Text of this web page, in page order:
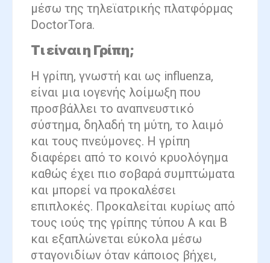
μέσω της τηλεϊατρικής πλατφόρμας
DoctorTora.
Τι είναι η Γρίπη;
Η γρίπη, γνωστή και ως influenza,
είναι μια ιογενής λοίμωξη που
προσβάλλει το αναπνευστικό
σύστημα, δηλαδή τη μύτη, το λαιμό
και τους πνεύμονες. Η γρίπη
διαφέρει από το κοινό κρυολόγημα
καθώς έχει πιο σοβαρά συμπτώματα
και μπορεί να προκαλέσει
επιπλοκές. Προκαλείται κυρίως από
τους ιούς της γρίπης τύπου Α και Β
και εξαπλώνεται εύκολα μέσω
σταγονιδίων όταν κάποιος βήχει,